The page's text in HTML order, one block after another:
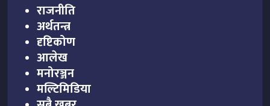
राजनीति
अर्थतन्त्र
दृष्टिकोण
आलेख
मनोरञ्जन
मल्टिमिडिया